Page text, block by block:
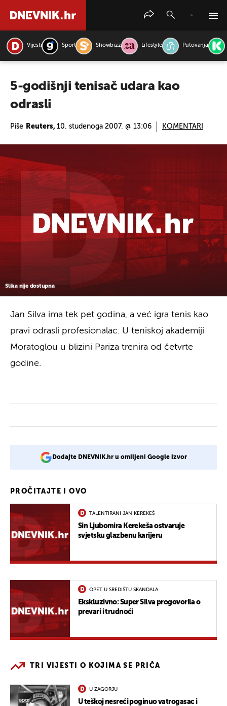
Vijesti Sport Showbizz Lifestyle Putovanja
5-godišnji tenisač udara kao
odrasli
Piše Reuters, 10. studenoga 2007. @ 13:06 KOMENTARI
Slika nije dostupna
Jan Silva ima tek pet godina, a već igra tenis kao
pravi odrasli profesionalac. U teniskoj akademiji
Moratoglou u blizini Pariza trenira od četvrte
godine.
Dodajte DNEVNIK.hr u omiljeni Google izvor
PROČITAJTE I OVO
TALENTIRANI JAN KEREKEŠ
Sin Ljubomira Kerekeša ostvaruje
svjetsku glazbenu karijeru
OPET U SREDIŠTU SKANDALA
Ekskluzivno: Super Silva progovorila o
prevari i trudnoći
TRI VIJESTI O KOJIMA SE PRIČA
U ZAGORJU
U teškoj nesreći poginuo vatrogasac i
PRETRAŽITE VIJESTI